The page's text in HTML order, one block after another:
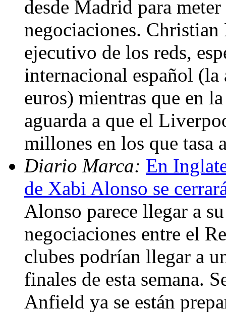
desde Madrid para
negociaciones.
ejecutivo de los reds,
internacional español
euros) mientras que en
aguarda a que el
millones en los que
Diario Marca: En
de Xabi Alonso se
Alonso parece llegar a
negociaciones entre el
clubes podrían llegar a
finales de esta semana.
Anfield ya se están